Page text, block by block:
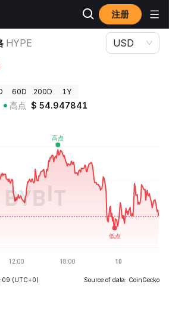
注册
HYPE USD
60D 200D 1Y
高点 $ 54.947841
(UTC+0) Source of data: CoinGecko